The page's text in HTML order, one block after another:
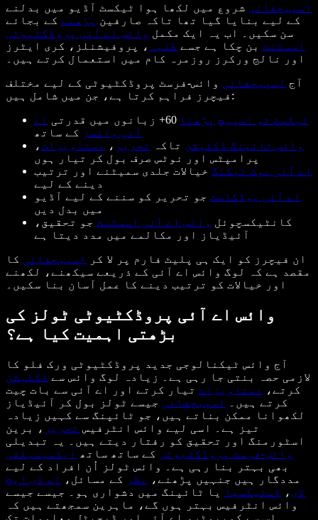
اسپیچفائی شروع میں لکھا ہوا ٹیکسٹ آڈیو میں بدلنے
کے لیے بنایا گیا تھا تاکہ صارفین پڑھنے کے بجائے
سن سکیں۔ اب یہ ایک مکمل وائس اے آئی پروڈکٹیوٹی
اسسٹنٹ بن چکا ہے جسے طلبہ
، پروفیشنلز، کری ایٹرز
اور نالج ورکرز روزمرہ کام میں استعمال کرتے ہیں۔
آج اسپیچفائی وائس-فرسٹ پروڈکٹیوٹی کے لیے مختلف
فیچرز فراہم کرتا ہے، جن میں شامل ہیں:
ٹیکسٹ ٹو اسپیچ پڑھنا
اے
آئی وائسز
کے ساتھ
وائس ٹائپنگ ڈکٹیشن تاکہ تحریر ، دستاویزات،
پرامپٹس اور نوٹس صرف بول کر تیار ہوں
اے آئی نوٹ ٹیکنگ خیالات جلدی سمیٹنے اور ترتیب
دینے کے لیے
اے آئی پوڈکاسٹ جو تحریر کو سننے کے لیے آڈیو
میں بدل دیں
کانٹیکسچوئل وائس اے آئی اسسٹنٹ جو تحقیق،
آئیڈیاز اور مکالمے میں مدد دیتا ہے
ان فیچرز کو ایک ہی پلیٹ فارم پر لا کر
اسپیچفائی کا
مقصد ہے کہ لوگ وائس اے آئی کے ذریعے سیکھنے، لکھنے
اور خیالات کو ترتیب دینے کا عمل آسان بنا سکیں۔
وائس اے آئی پروڈکٹیوٹی ٹولز کی
بڑھتی اہمیت کیا ہے؟
آج وائس ٹیکنالوجی جدید پروڈکٹیوٹی ورک فلو کا
لازمی حصہ بنتی جا رہی ہے۔ زیادہ لوگ وائس سے ڈکٹیشن
کرتے،
دستاویزات تیار کرتے اور اے آئی سے بات چیت
کرتے ہیں۔
اسپیچفائی جیسے ٹولز بول کر آئیڈیاز
لکھوانا ممکن بناتے ہیں، جو ٹائپنگ سے کہیں زیادہ
تیز ہے۔ اسی لیے وائس انٹرفیس تحریر ، برین
اسٹورمنگ اور تحقیق کو رفتار دیتے ہیں۔ یہ تبدیلی
وائس-فرسٹ پروڈکٹیوٹی کے ساتھ ساتھ
ایکسیسبلٹی
بھی بہتر بنا رہی ہے۔ وائس ٹولز اُن افراد کے لیے
مددگار ہیں جنہیں پڑھنے،
نظر کے مسائل،
اے ڈی ایچ
ڈی ، ڈسلیکسیا
یا ٹائپنگ میں دشواری ہو۔ جیسے جیسے
وائس انٹرفیس بہتر ہوں گے، ماہرین سمجھتے ہیں کہ
اس سے کمپیوٹر، اے آئی اور ڈیجیٹل معلومات تک